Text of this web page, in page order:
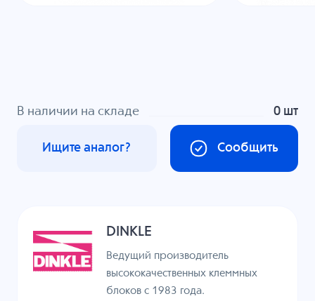
В наличии на складе 0 шт
Сообщить
Ищите аналог?
DINKLE
Ведущий производитель
высококачественных клеммных
блоков с 1983 года.